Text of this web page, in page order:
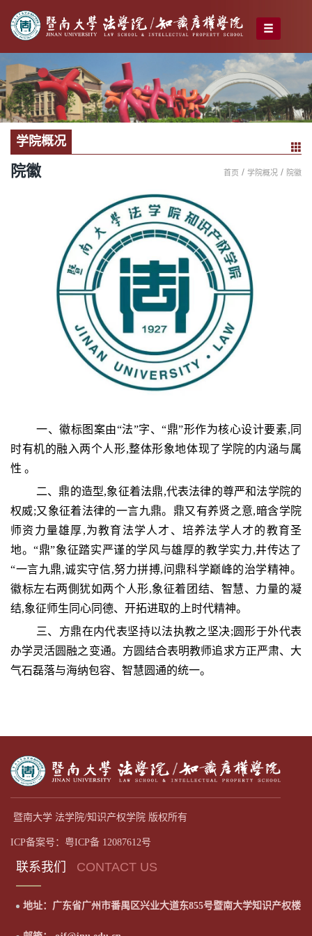
学院概况
院徽 首页 / 学院概况 / 院徽
一、徽标图案由“法”字、“鼎”形作为核心设计要素, 同
时有机的融入两个人形,整体形象地体现了学院的内涵与属
性 。
二、鼎的造型,象征着法鼎,代表法律的尊严和法学院的
权威;又象征着法律的一言九鼎。鼎又有养贤之意, 暗含学院
师资力量雄厚,为教育法学人才、培养法学人才的教育圣
地。“鼎”象征踏实严谨的学风与雄厚的教学实力,井传达了
“一言九鼎,诚实守信,努力拼搏,问鼎科学巅峰的治学精神。
徽标左右两側犹如两个人形,象征着团结、智慧、力量的凝
结,象征师生同心同德、开拓进取的上时代精神。
三、方鼎在内代表坚持以法执教之坚决; 圆形于外代表
办学灵活圆融之变通。方圆结合表明教师追求方正严肃、大
气石磊落与海纳包容、智慧圆通的统一。
暨南大学 法学院/知识产权学院 版权所有
ICP备案号：粤ICP备 12087612号
联系我们 CONTACT US
地址：广东省广州市番禺区兴业大道东855号暨南大学知识产权楼